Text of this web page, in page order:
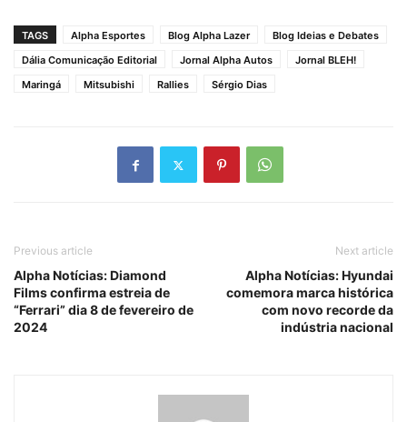
TAGS Alpha Esportes Blog Alpha Lazer
Blog Ideias e Debates
Dália Comunicação Editorial
Jornal Alpha Autos
Jornal BLEH!
Maringá
Mitsubishi Rallies Sérgio Dias
Previous article
Alpha Notícias: Diamond
Films confirma estreia de
“Ferrari” dia 8 de fevereiro de
2024
Next article
Alpha Notícias: Hyundai
comemora marca histórica
com novo recorde da
indústria nacional